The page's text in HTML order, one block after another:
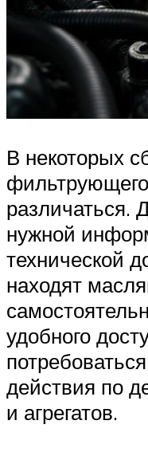
В некоторых
различаться.
нужной
технической
находят
удобного
действия по
и агрегатов.